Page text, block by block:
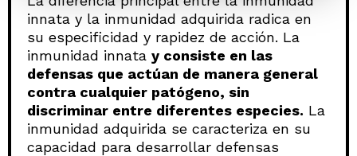
innata y la inmunidad adquirida radica en
su especificidad y rapidez de acción. La
inmunidad innata y consiste en las
defensas que actúan de manera general
contra cualquier patógeno, sin
discriminar entre diferentes especies. La
inmunidad adquirida se caracteriza en su
capacidad para desarrollar defensas